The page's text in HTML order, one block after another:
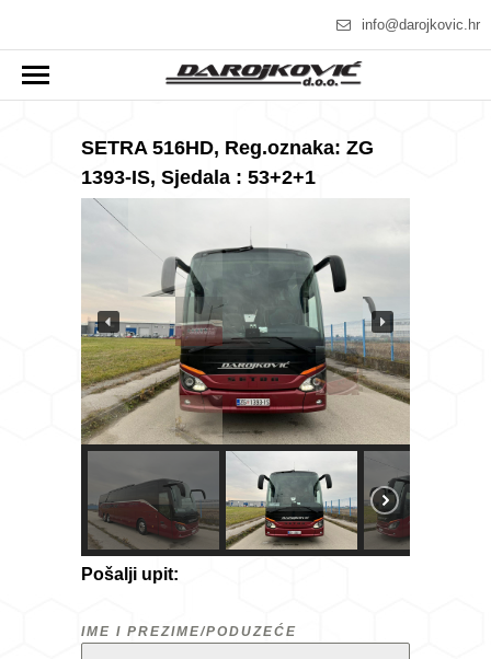
info@darojkovic.hr
SETRA 516HD, Reg.oznaka: ZG
1393-IS, Sjedala : 53+2+1
Pošalji upit:
IME I PREZIME/PODUZEĆE